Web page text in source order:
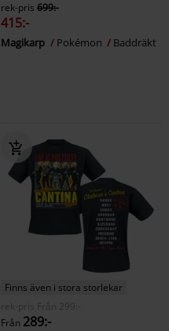
rek-pris 699:-
415:-
Magikarp Pokémon Baddräkt
Finns även i stora storlekar
rek-pris
Från 299:-
Från 289:-